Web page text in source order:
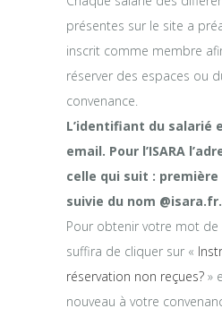
présentes sur le site a
inscrit comme membre
réserver des espaces ou
convenance.
L’identifiant du salarié
email. Pour l’ISARA
celle qui suit :
suivie du nom @isara.fr.
Pour obtenir votre mot de
suffira de cliquer sur «
réservation non reçues? »
nouveau à votre